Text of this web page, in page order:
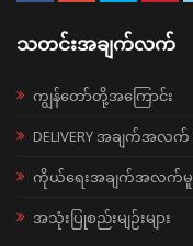
သတင်းအချက်လက်
ကျွန်တော်တို့အကြောင်း
DELIVERY အချက်အလက်
ကိုယ်ရေးအချက်အလက်မူ
အသုံးပြုစည်းမျဉ်းများ